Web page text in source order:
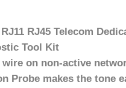
RJ11 RJ45 Telecom
Tool Kit
wire on non-active
Probe makes the tone